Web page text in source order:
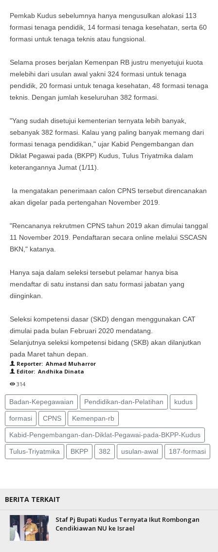
Pemkab Kudus sebelumnya hanya mengusulkan alokasi 113
formasi tenaga pendidik, 14 formasi tenaga kesehatan, serta 60
formasi untuk tenaga teknis atau fungsional.
Selama proses berjalan Kemenpan RB justru menyetujui kuota
melebihi dari usulan awal yakni 324 formasi untuk tenaga
pendidik, 20 formasi untuk tenaga kesehatan, 48 formasi tenaga
teknis. Dengan jumlah keseluruhan 382 formasi.
"Yang sudah disetujui kementerian ternyata lebih banyak,
sebanyak 382 formasi. Kalau yang paling banyak memang dari
formasi tenaga pendidikan," ujar Kabid Pengembangan dan
Diklat Pegawai pada (BKPP) Kudus, Tulus Triyatmika dalam
keterangannya Jumat (1/11).
Ia mengatakan penerimaan calon CPNS tersebut direncanakan
akan digelar pada pertengahan November 2019.
"Rencananya rekrutmen CPNS tahun 2019 akan dimulai tanggal
11 November 2019. Pendaftaran secara online melalui SSCASN
BKN," katanya.
Hanya saja dalam seleksi tersebut pelamar hanya bisa
mendaftar di satu instansi dan satu formasi jabatan yang
diinginkan.
Seleksi kompetensi dasar (SKD) dengan menggunakan CAT
dimulai pada bulan Februari 2020 mendatang.
Selanjutnya seleksi kompetensi bidang (SKB) akan dilanjutkan
pada Maret tahun depan.
Reporter: Ahmad Muharror
Editor: Andhika Dinata
314
Badan-Kepegawaian Pendidikan-dan-Pelatihan kudus
formasi CPNS Kemenpan-rb
Kabid-Pengembangan-dan-Diklat-Pegawai-pada-BKPP-Kudus
Tulus-Triyatmika BKPP 382 usulan-awal 187-formasi
BERITA TERKAIT
Staf Pj Bupati Kudus Ternyata Ikut Rombongan
Cendikiawan NU ke Israel